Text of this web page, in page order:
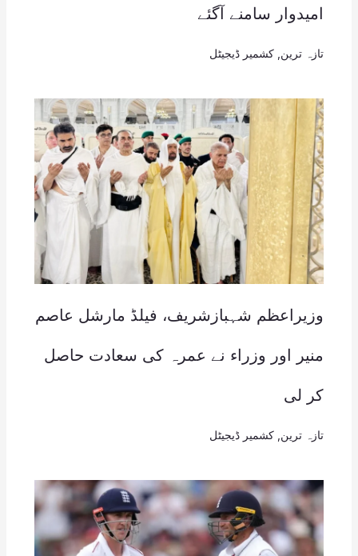
امیدوار سامنے آگئے
تازہ ترین کشمیر ڈیجیٹل
وزیراعظم شہبازشریف، فیلڈ مارشل عاصم
منیر اور وزراء نے عمرہ کی سعادت حاصل
کر لی
تازہ ترین کشمیر ڈیجیٹل